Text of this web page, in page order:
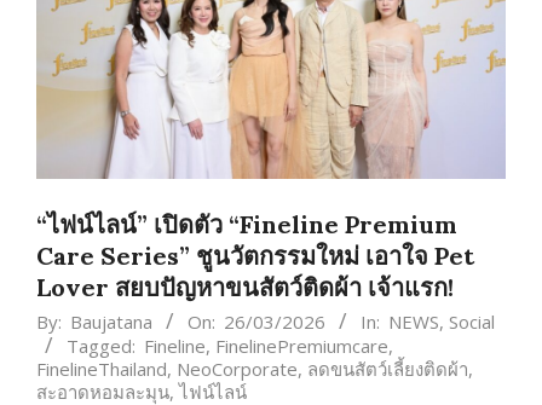
“ไฟน์ไลน์” เปิดตัว “Fineline Premium
Care Series” ชูนวัตกรรมใหม่ เอาใจ Pet
Lover สยบปัญหาขนสัตว์ติดผ้า เจ้าแรก!
By: Baujatana On: 26/03/2026 In: NEWS, Social
Tagged: Fineline, FinelinePremiumcare,
FinelineThailand, NeoCorporate, ลดขนสัตว์เลี้ยงติดผ้า,
สะอาดหอมละมุน,ไฟน์ไลน์